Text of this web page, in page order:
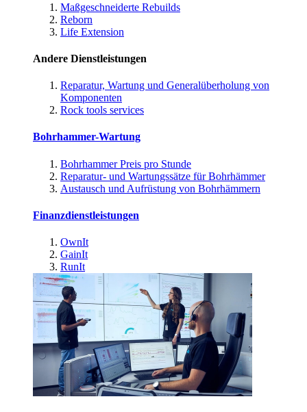
Maßgeschneiderte Rebuilds
Reborn
Life Extension
Andere Dienstleistungen
Reparatur, Wartung und Generalüberholung von
Komponenten
Rock tools services
Bohrhammer-Wartung
Bohrhammer Preis pro Stunde
Reparatur- und Wartungssätze für Bohrhämmer
Austausch und Aufrüstung von Bohrhämmern
Finanzdienstleistungen
OwnIt
GainIt
RunIt